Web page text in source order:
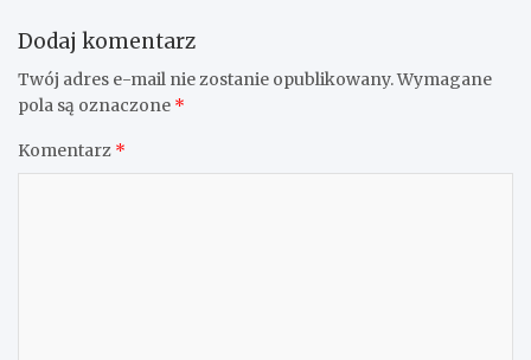
Dodaj komentarz
Twój adres e-mail nie zostanie opublikowany.Wymagane
pola są oznaczone *
Komentarz *